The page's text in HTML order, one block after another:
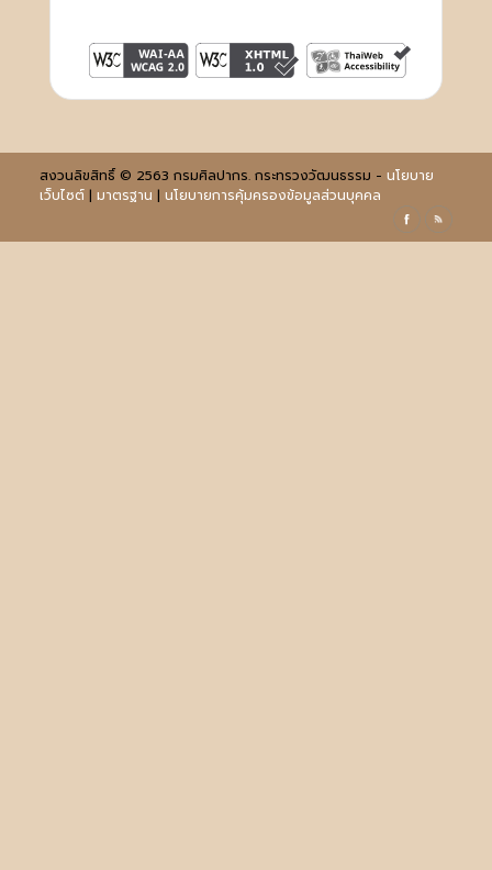
สงวนลิขสิทธิ์ © 2563 กรมศิลปากร. กระทรวงวัฒนธรรม - นโยบาย
เว็บไซต์| มาตรฐาน | นโยบายการคุ้มครองข้อมูลส่วนบุคคล